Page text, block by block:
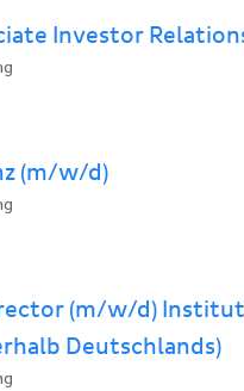
Investor
(m/w/d)
(m/w/d)
Deutschlands)